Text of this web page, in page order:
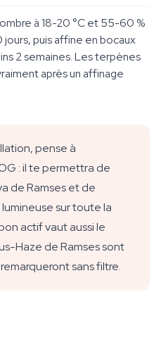
à 18-20 °C et 55-60 %
puis affine en bocaux
2 semaines. Les terpènes
après un affinage
pense à
: il te permettra de
de Ramses et de
sur toute la
actif vaut aussi le
Haze de Ramses sont
sans filtre.